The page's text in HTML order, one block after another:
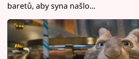
baretů, aby syna našlo...